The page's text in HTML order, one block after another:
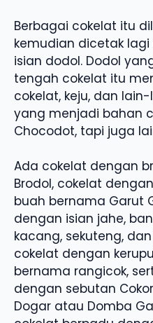
Berbagai cokelat itu
kemudian dicetak
isian dodol. Dodol
tengah cokelat itu
cokelat, keju, dan
yang menjadi bahan
Chocodot, tapi juga
Ada cokelat dengan
Brodol, cokelat
buah bernama Garut
dengan isian jahe,
kacang, sekuteng,
cokelat dengan
bernama rangicok,
dengan sebutan
Dogar atau Domba